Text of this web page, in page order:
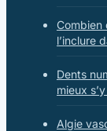
Combien
l’inclure
Dents
mieux
Algie